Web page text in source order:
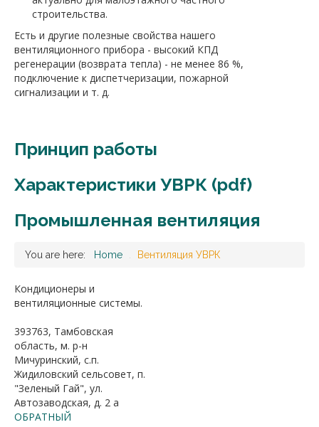
строительства.
Есть и другие полезные свойства нашего
вентиляционного прибора - высокий КПД
регенерации (возврата тепла) - не менее 86 %,
подключение к диспетчеризации, пожарной
сигнализации и т. д.
Принцип работы
Характеристики УВРК (pdf)
Промышленная вентиляция
You are here: Home Вентиляция УВРК
Кондиционеры и
вентиляционные системы.
393763, Тамбовская
область, м. р-н
Мичуринский, с.п.
Жидиловский сельсовет, п.
"Зеленый Гай", ул.
Автозаводская, д. 2 а
ОБРАТНЫЙ